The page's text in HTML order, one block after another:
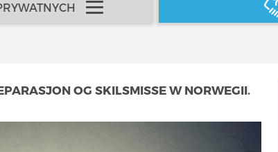
OG SKILSMISSE W NORWEGII.